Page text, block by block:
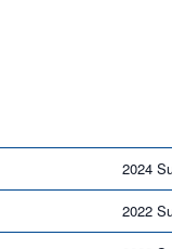
2024
2022